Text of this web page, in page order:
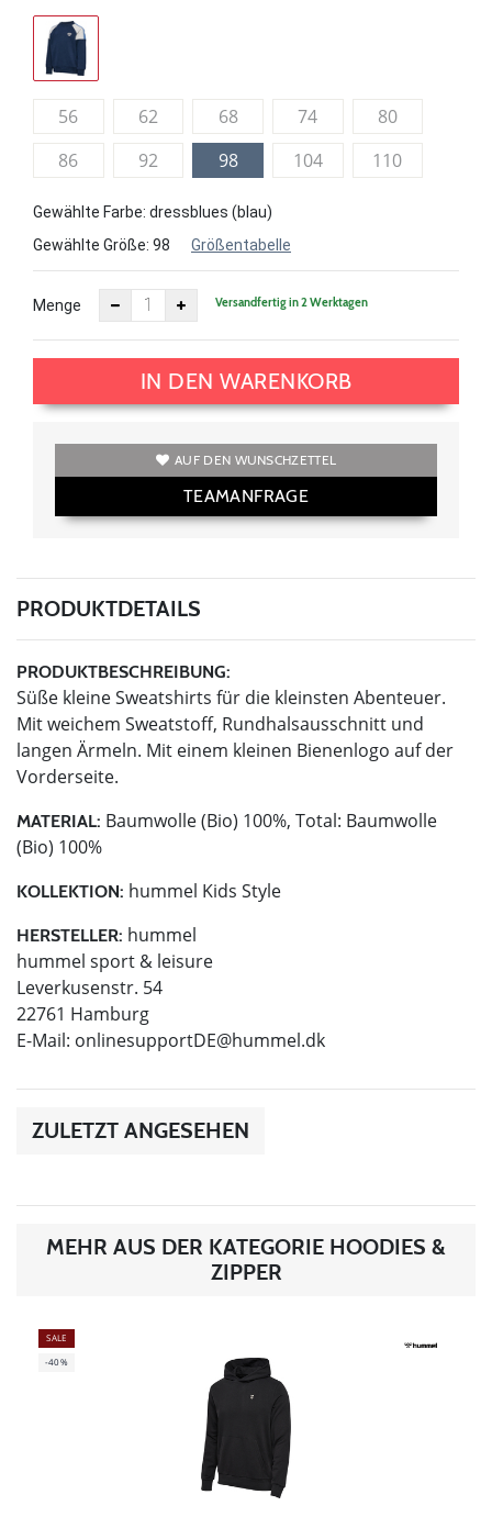
56 62 68 74
80
86
92 98 104 110
Gewählte Farbe: dressblues (blau)
Gewählte Größe: 98 Größentabelle
Menge Versandfertig in 2 Werktagen
IN DEN WARENKORB
AUF DEN WUNSCHZETTEL
TEAMANFRAGE
PRODUKTDETAILS
PRODUKTBESCHREIBUNG:
Süße kleine Sweatshirts für die kleinsten Abenteuer.
Mit weichem Sweatstoff, Rundhalsausschnitt und
langen Ärmeln. Mit einem kleinen Bienenlogo auf der
Vorderseite.
MATERIAL: Baumwolle (Bio) 100%, Total: Baumwolle
(Bio) 100%
KOLLEKTION: hummel Kids Style
HERSTELLER: hummel
hummel sport & leisure
Leverkusenstr. 54
22761 Hamburg
E-Mail: onlinesupportDE@hummel.dk
ZULETZT ANGESEHEN
MEHR AUS DER KATEGORIE HOODIES &
ZIPPER
SALE
-40%